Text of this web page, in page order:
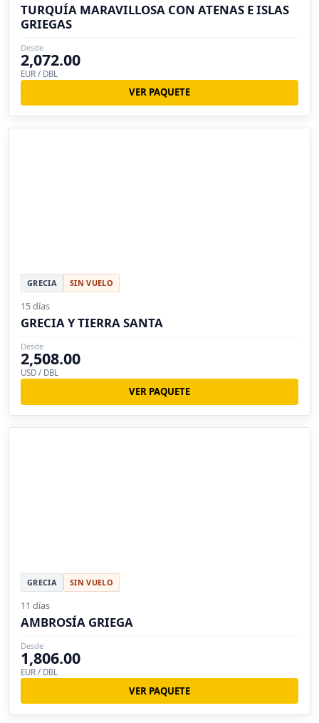
TURQUÍA MARAVILLOSA CON ATENAS E ISLAS
GRIEGAS
Desde
2,072.00
EUR / DBL
VER PAQUETE
GRECIA SIN VUELO
15 días
GRECIA Y TIERRA SANTA
Desde
2,508.00
USD / DBL
VER PAQUETE
GRECIA SIN VUELO
11 días
AMBROSÍA GRIEGA
Desde
1,806.00
EUR / DBL
VER PAQUETE